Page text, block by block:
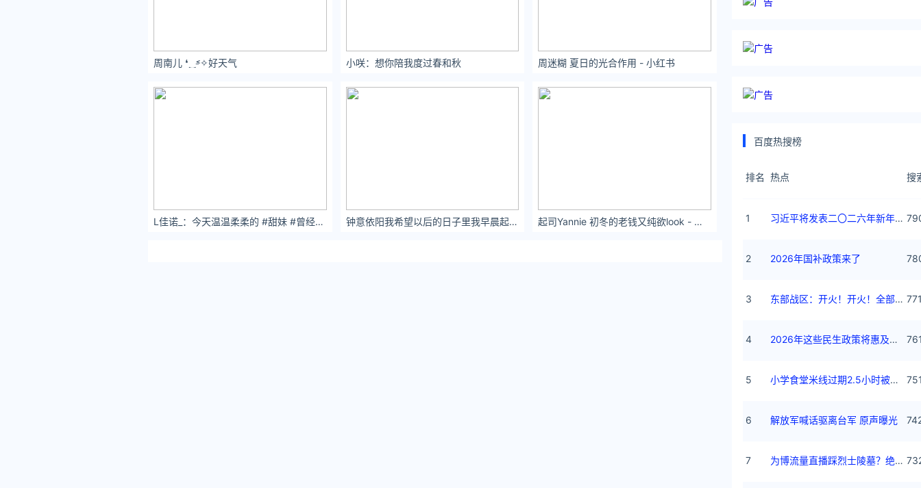
周南儿 ❛‿˂̵✧好天气 小咲：想你陪我度过春和秋 周迷糊 夏日的光合作用 - 小红书
L佳诺_：今天温温柔柔的 #甜妹 #曾经的爱在大雪里变成空白 钟意依阳我希望以后的日子里我早晨起来的第一眼看到的是你 起司Yannie 初冬的老钱又纯欲look - 小红书
百度热搜榜
排名 热点 搜
1 习近平将发表二〇二六年新年贺词
2 2026年国补政策来了
3 东部战区：开火！开火！全部命中！
4 2026年这些民生政策将惠及百姓
5 小学食堂米线过期2.5小时被罚5万
6 解放军喊话驱离台军 原声曝光
7 为博流量直播踩烈士陵墓？绝不姑息